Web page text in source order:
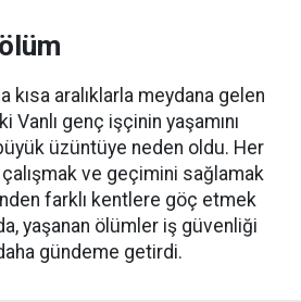
kısa aralıklarla meydana gelen
Vanlı genç işçinin yaşamını
üzüntüye neden oldu. Her
çalışmak ve geçimini sağlamak
farklı kentlere göç etmek
yaşanan ölümler iş güvenliği
gündeme getirdi.